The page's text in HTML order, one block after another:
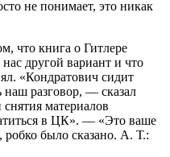
не понимает, это никак
что книга о Гитлере
другой вариант и что
«Кондратович сидит
наш разговор, — сказал
материалов
в ЦК». — «Это ваше
было сказано. А. Т.: